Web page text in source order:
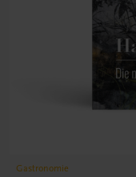
Gastronomie